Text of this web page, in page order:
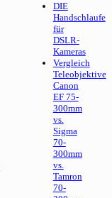
DIE
Handschlaufe
für
DSLR-
Kameras
Vergleich
Teleobjektive
Canon
EF 75-
300mm
vs.
Sigma
70-
300mm
vs.
Tamron
70-